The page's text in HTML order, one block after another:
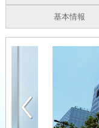
基本情報